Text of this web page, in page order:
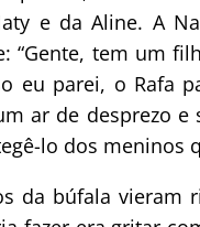
e da Aline. A
“Gente, tem um
eu parei, o Rafa
ar de desprezo
lo dos meninos
da búfala